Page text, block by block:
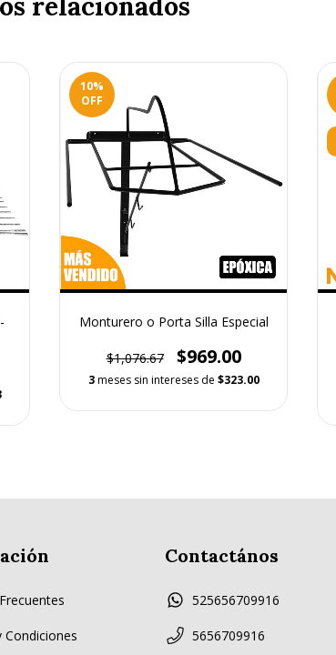
10%
OFF
Monturero o Porta Silla Especial
$1,076.67 $969.00
3 meses sin intereses de $323.00
Condiciones
Contactános
525656709916
5656709916